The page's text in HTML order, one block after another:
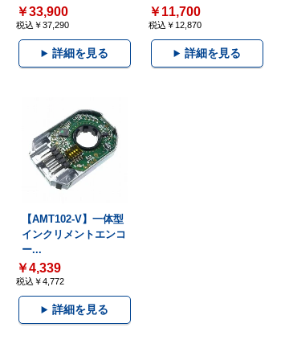
￥33,900
税込￥37,290
詳細を見る
￥11,700
税込￥12,870
詳細を見る
【AMT102-V】一体型
インクリメントエンコ
ー...
￥4,339
税込￥4,772
詳細を見る